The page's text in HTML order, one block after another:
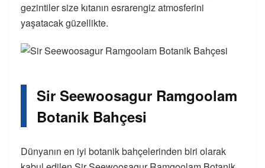
gezintiler size kıtanın esrarengiz atmosferini
yaşatacak güzellikte.
Sir Seewoosagur Ramgoolam
Botanik Bahçesi
Dünyanın en iyi botanik bahçelerinden biri olarak